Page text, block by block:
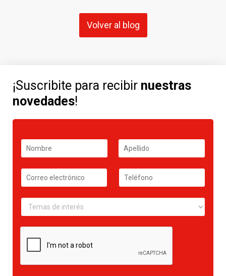
Volver al blog
¡Suscribite para recibir nuestras
novedades!